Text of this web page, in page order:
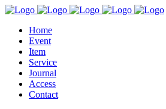
Home
Event
Item
Service
Journal
Access
Contact